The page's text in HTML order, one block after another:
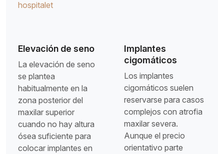
hospitalet
Elevación de seno
La elevación de seno
se plantea
habitualmente en la
zona posterior del
maxilar superior
cuando no hay altura
ósea suficiente para
colocar implantes en
Implantes
cigomáticos
Los implantes
cigomáticos suelen
reservarse para casos
complejos con atrofia
maxilar severa.
Aunque el precio
orientativo parte